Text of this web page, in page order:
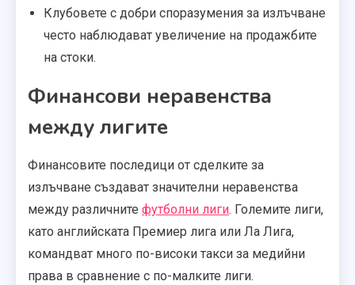
Клубовете с добри споразумения за излъчване
често наблюдават увеличение на продажбите
на стоки.
Финансови неравенства
между лигите
Финансовите последици от сделките за
излъчване създават значителни неравенства
между различните футболни лиги. Големите лиги,
като английската Премиер лига или Ла Лига,
командват много по-високи такси за медийни
права в сравнение с по-малките лиги.